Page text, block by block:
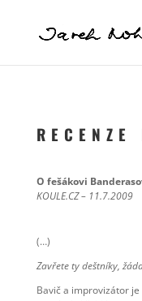
R E C E N Z E
O fešákovi
KOULE.CZ – 11.7.2009
(…)
Zavřete ty deštníky,
Bavič a improvizátor je